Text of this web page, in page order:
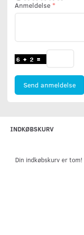
Anmeldelse
Send anmeldelse
INDKØBSKURV
Din indkøbskurv er tom!